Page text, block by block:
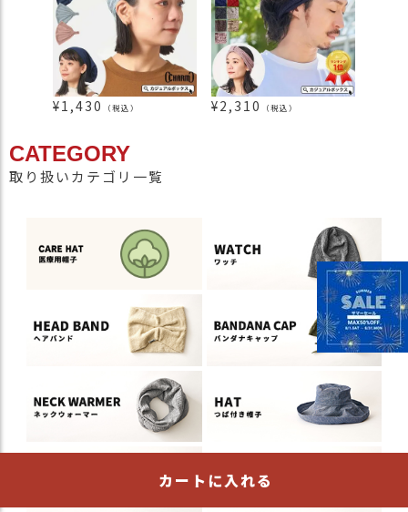
カートに入れる
¥1,430 （税込） ¥2,310 （税込）
CATEGORY
取り扱いカテゴリ一覧